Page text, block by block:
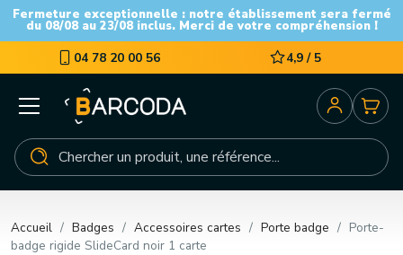
Fermeture exceptionnelle : notre établissement sera fermé
du 08/08 au 23/08 inclus. Merci de votre compréhension !
04 78 20 00 56 4,9 / 5
Accueil Badges Accessoires cartes Porte badge
Porte-
badge rigide SlideCard noir 1 carte